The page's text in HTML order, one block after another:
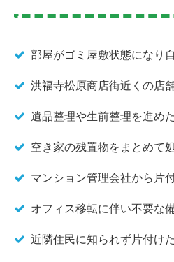
部屋がゴミ屋敷状態になり
洪福寺松原商店街近くの店
遺品整理や生前整理を進め
空き家の残置物をまとめて
マンション管理会社から片
オフィス移転に伴い不要な
近隣住民に知られず片付け